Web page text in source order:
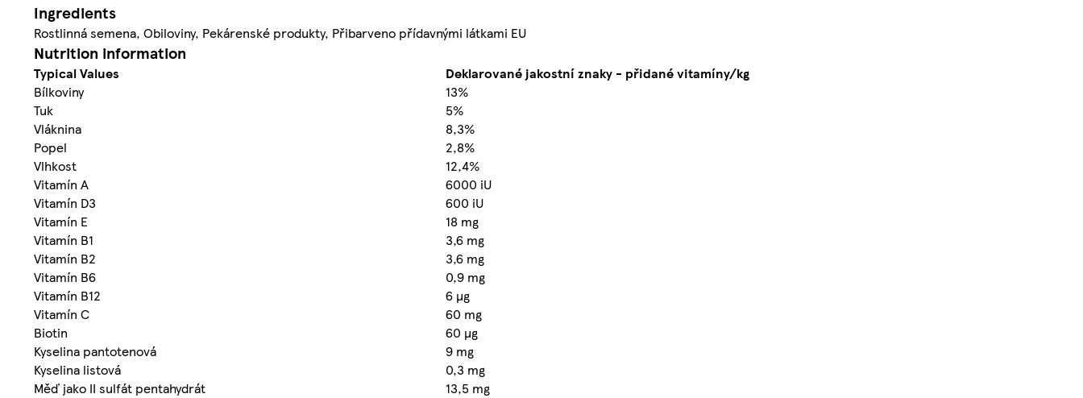
Ingredients
Rostlinná semena, Obiloviny, Pekárenské produkty, Přibarveno přídavnými látkami EU
Nutrition information
Typical Values
Deklarované jakostní znaky - přidané vitamíny/kg
Bílkoviny
13%
Tuk
5%
Vláknina
8,3%
Popel
2,8%
Vlhkost
12,4%
Vitamín A
6000 iU
Vitamín D3
600 iU
Vitamín E
18 mg
Vitamín B1
3,6 mg
Vitamín B2
3,6 mg
Vitamín B6
0,9 mg
Vitamín B12
6 µg
Vitamín C
60 mg
Biotin
60 µg
Kyselina pantotenová
9 mg
Kyselina listová
0,3 mg
Měď jako II sulfát pentahydrát
13,5 mg